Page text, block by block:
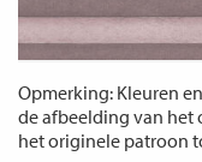
Opmerking: Kleuren
de afbeelding van het
het originele patroon